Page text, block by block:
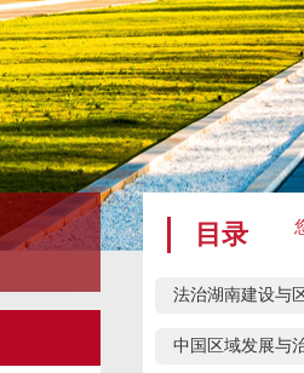
目录
法治湖南建设与
中国区域发展与